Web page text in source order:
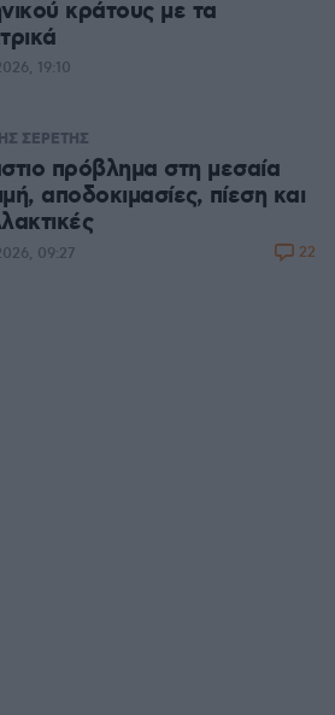
κράτους με τα
19:10
ΣΕΡΕΤΗΣ
πρόβλημα στη μεσαία
αποδοκιμασίες, πίεση και
09:27 22